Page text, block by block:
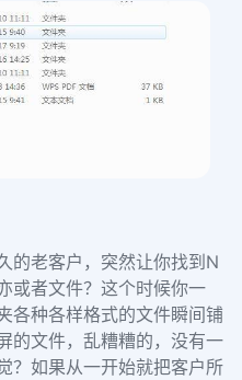
的老客户，突然让你找到N
或者文件？这个时候你一
各种各样格式的文件瞬间铺
的文件，乱糟糟的，没有一
？如果从一开始就把客户所